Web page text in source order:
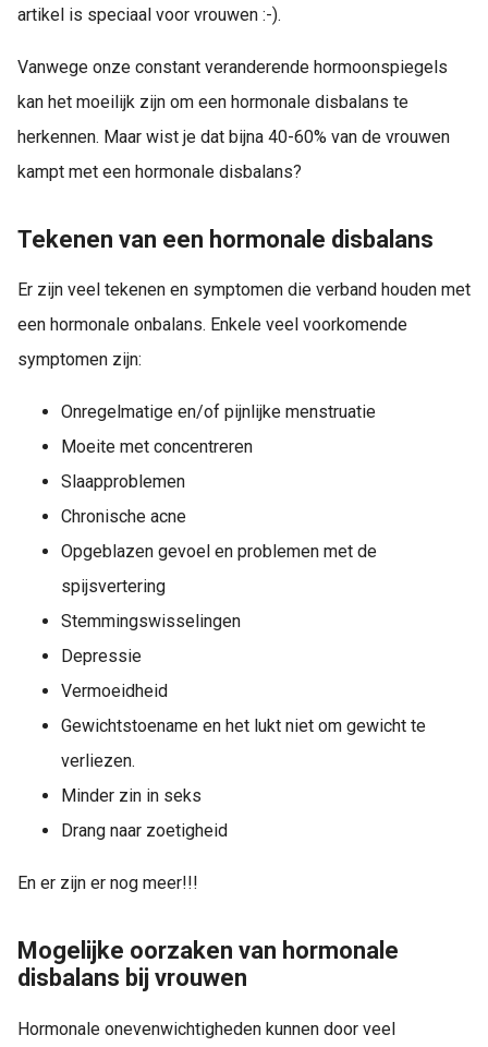
artikel is speciaal voor vrouwen :-).
Vanwege onze constant veranderende hormoonspiegels
kan het moeilijk zijn om een hormonale disbalans te
herkennen. Maar wist je dat bijna 40-60% van de vrouwen
kampt met een hormonale disbalans?
Tekenen van een hormonale disbalans
Er zijn veel tekenen en symptomen die verband houden met
een hormonale onbalans. Enkele veel voorkomende
symptomen zijn:
Onregelmatige en/of pijnlijke menstruatie
Moeite met concentreren
Slaapproblemen
Chronische acne
Opgeblazen gevoel en problemen met de
spijsvertering
Stemmingswisselingen
Depressie
Vermoeidheid
Gewichtstoename en het lukt niet om gewicht te
verliezen.
Minder zin in seks
Drang naar zoetigheid
En er zijn er nog meer!!!
Mogelijke oorzaken van hormonale
disbalans bij vrouwen
Hormonale onevenwichtigheden kunnen door veel